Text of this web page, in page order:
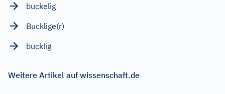
buckelig
Bucklige(r)
bucklig
Weitere Artikel auf wissenschaft.de